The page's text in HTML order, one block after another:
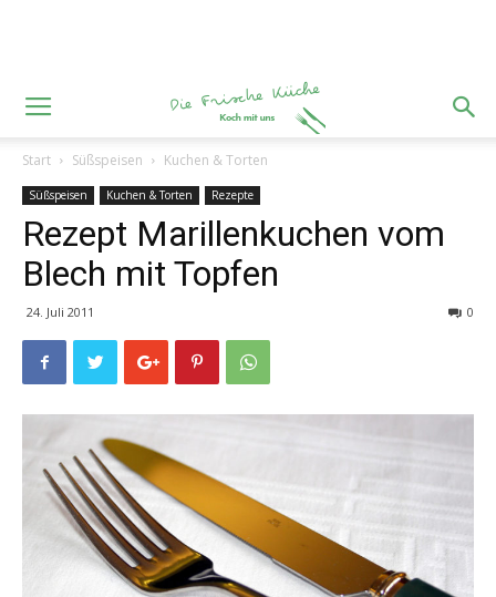
Start Süßspeisen Kuchen & Torten
Süßspeisen Kuchen & Torten Rezepte
Rezept Marillenkuchen vom
Blech mit Topfen
24. Juli 2011 0